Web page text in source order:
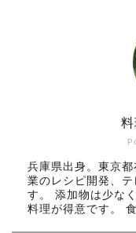
兵庫県出身。東京
業のレシピ開発、
す。 添加物は少な
料理が得意です。